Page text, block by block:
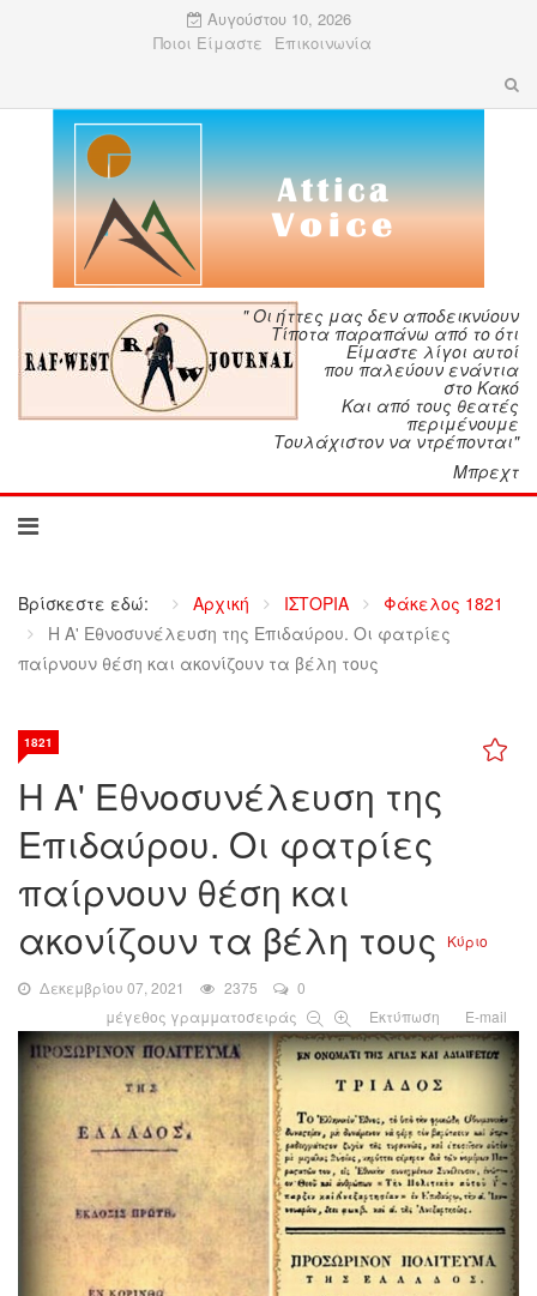
Αυγούστου 10, 2026
Ποιοι Είμαστε
Επικοινωνία
" Οι ήττες μας δεν αποδεικνύουν
Τίποτα παραπάνω από το ότι
Είμαστε λίγοι αυτοί
που παλεύουν ενάντια
στο Κακό
Και από τους θεατές
περιμένουμε
Τουλάχιστον να ντρέπονται"
Μπρεχτ
Βρίσκεστε εδώ: Αρχική ΙΣΤΟΡΙΑ
Φάκελος 1821
Η A' Εθνοσυνέλευση της Επιδαύρου. Οι φατρίες
παίρνουν θέση και ακονίζουν τα βέλη τους
1821
Η A' Εθνοσυνέλευση της
Επιδαύρου. Οι φατρίες
παίρνουν θέση και
ακονίζουν τα βέλη τους
Κύριο
Δεκεμβρίου 07, 2021 2375
0
μέγεθος γραμματοσειράς
Εκτύπωση E-mail